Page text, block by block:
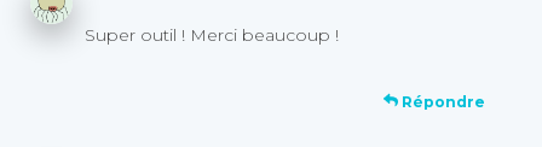
Super outil ! Merci beaucoup !
Répondre